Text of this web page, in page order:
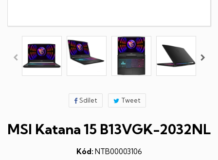
Sdílet Tweet
MSI Katana 15 B13VGK-2032NL
Kód: NTB00003106